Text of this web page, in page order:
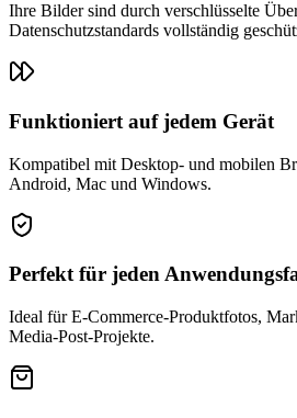
Ihre Bilder sind durch verschlüsselte
Datenschutzstandards vollständig
Funktioniert auf jedem Gerät
Kompatibel mit Desktop- und mobilen
Android, Mac und Windows.
Perfekt für jeden
Ideal für E-Commerce-Produktfotos,
Media-Post-Projekte.